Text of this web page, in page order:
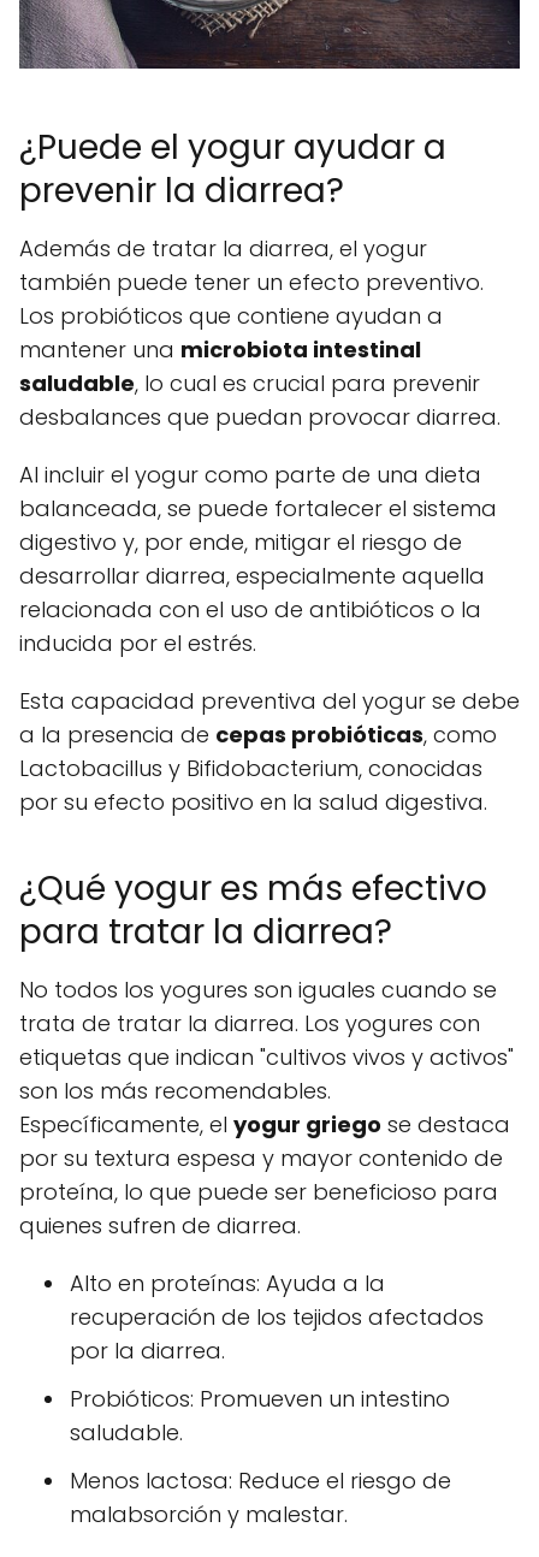
¿Puede el yogur ayudar a
prevenir la diarrea?
Además de tratar la diarrea, el yogur
también puede tener un efecto preventivo.
Los probióticos que contiene ayudan a
mantener una microbiota intestinal
saludable, lo cual es crucial para prevenir
desbalances que puedan provocar diarrea.
Al incluir el yogur como parte de una dieta
balanceada, se puede fortalecer el sistema
digestivo y, por ende, mitigar el riesgo de
desarrollar diarrea, especialmente aquella
relacionada con el uso de antibióticos o la
inducida por el estrés.
Esta capacidad preventiva del yogur se debe
a la presencia de cepas probióticas, como
Lactobacillus y Bifidobacterium, conocidas
por su efecto positivo en la salud digestiva.
¿Qué yogur es más efectivo
para tratar la diarrea?
No todos los yogures son iguales cuando se
trata de tratar la diarrea. Los yogures con
etiquetas que indican "cultivos vivos y activos"
son los más recomendables.
Específicamente, el yogur griego se destaca
por su textura espesa y mayor contenido de
proteína, lo que puede ser beneficioso para
quienes sufren de diarrea.
Alto en proteínas: Ayuda a la
recuperación de los tejidos afectados
por la diarrea.
Probióticos: Promueven un intestino
saludable.
Menos lactosa: Reduce el riesgo de
malabsorción y malestar.